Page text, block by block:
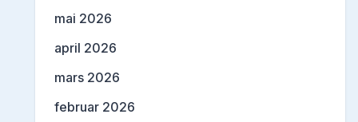
mai 2026
april 2026
mars 2026
februar 2026